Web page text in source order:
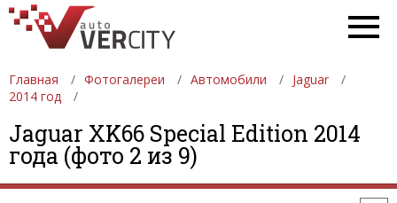
Главная Фотогалереи Автомобили
Jaguar
2014 год
Jaguar XK66 Special Edition 2014
года (фото 2 из 9)
ФОТОГАЛЕРЕИ АВТОМОБИЛИ
ДЕВУШКИ
АВТОСАЛОНЫ
ФОРМУЛА-1